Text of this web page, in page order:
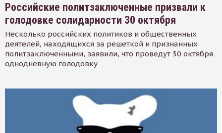
Российские политзаключенные призвали к
голодовке солидарности 30 октября
Несколько российских политиков и общественных
деятелей, находящихся за решеткой и признанных
политзаключенными, заявили, что проведут 30 октября
однодневную голодовку